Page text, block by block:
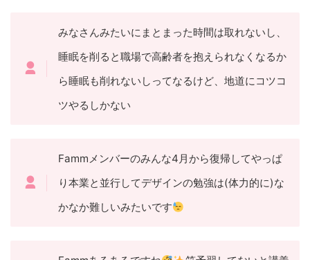
みなさんみたいにまとまった時間は取れないし、
睡眠を削ると職場で高齢者を抱えられなくなるか
ら睡眠も削れないしってなるけど、地道にコツコ
ツやるしかない
Fammメンバーのみんな4月から復帰してやっぱ
り本業と並行してデザインの勉強は(体力的に)な
かなか難しいみたいです